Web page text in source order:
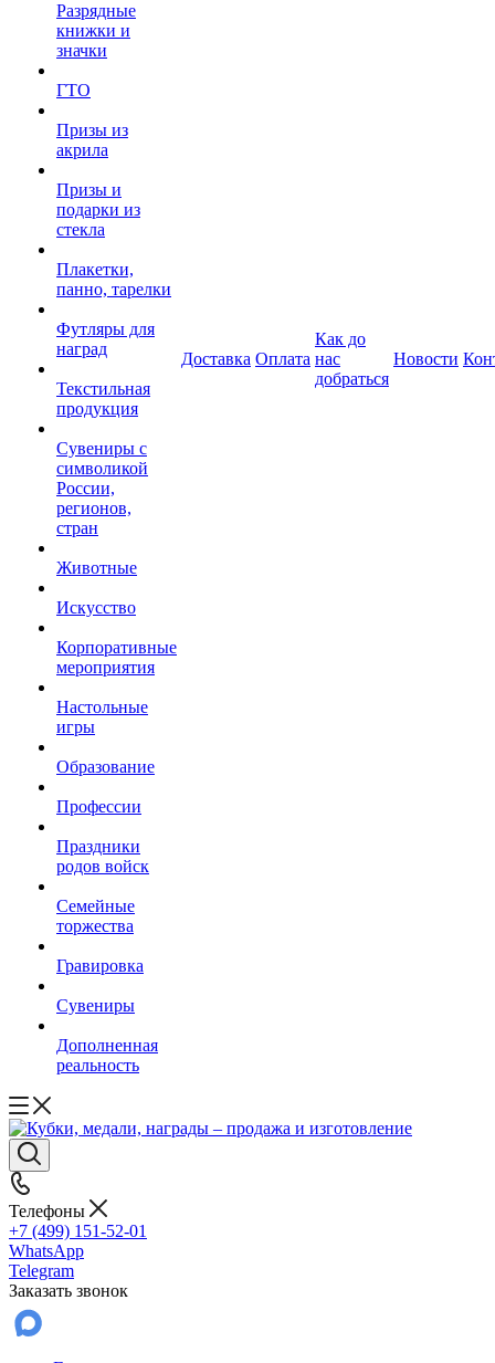
Разрядные
книжки и
значки
ГТО
Призы из
акрила
Призы и
подарки из
стекла
Плакетки,
панно, тарелки
Футляры для
наград
Текстильная
продукция
Сувениры с
символикой
России,
регионов,
стран
Животные
Искусство
Корпоративные
мероприятия
Настольные
игры
Образование
Профессии
Праздники
родов войск
Семейные
торжества
Гравировка
Сувениры
Дополненная
реальность
Доставка Оплата
Как до
нас
добраться
Новости
Телефоны
+7 (499) 151-52-01
WhatsApp
Telegram
Заказать звонок